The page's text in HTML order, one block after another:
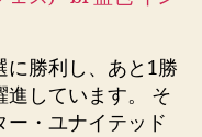
勝利し、あと1勝
しています。 そ
・ユナイテッド